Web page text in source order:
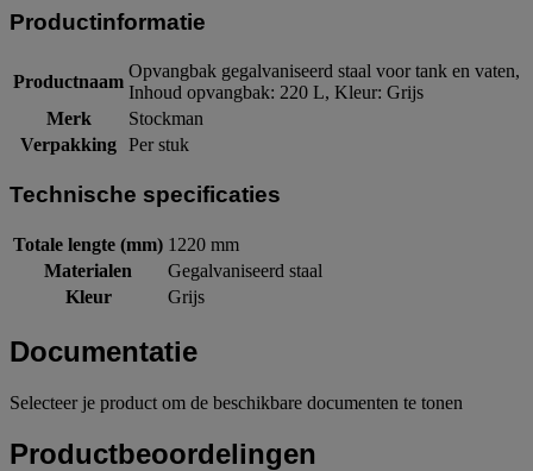
Productinformatie
Productnaam
Opvangbak gegalvaniseerd staal voor tank en vaten,
Inhoud opvangbak: 220 L, Kleur: Grijs
Merk
Stockman
Verpakking Per stuk
Technische specificaties
Totale lengte (mm) 1220 mm
Materialen
Gegalvaniseerd staal
Kleur
Grijs
Documentatie
Selecteer je product om de beschikbare documenten te tonen
Productbeoordelingen